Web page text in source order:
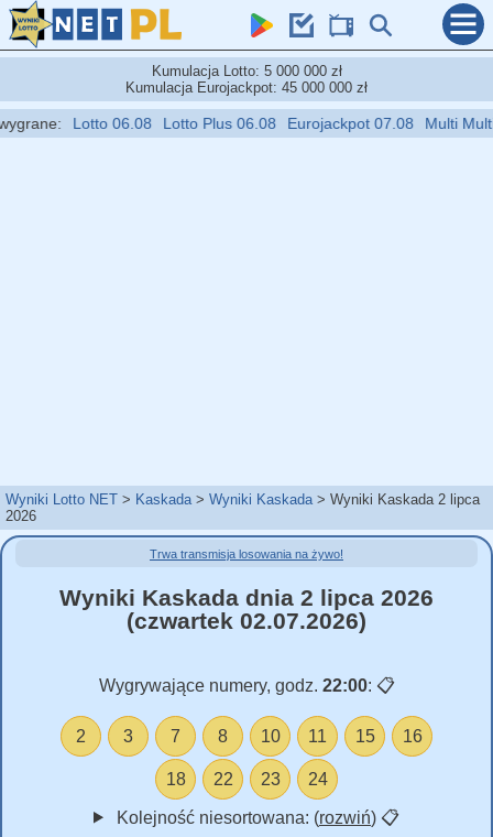
Kumulacja Lotto: 5 000 000 zł
Kumulacja Eurojackpot: 45 000 000 zł
Lotto 06.08 Lotto Plus 06.08 Eurojackpot 07.08 Multi Multi
Wyniki Lotto NET Kaskada Wyniki Kaskada
Wyniki Kaskada 2 lipca
2026
Trwa transmisja losowania na żywo!
Wyniki Kaskada dnia 2 lipca 2026
(czwartek 02.07.2026)
Wygrywające numery, godz. 22:00: 📋
2 3 7 8 10 11 15 16
18 22 23 24
Kolejność niesortowana: (rozwiń) 📋